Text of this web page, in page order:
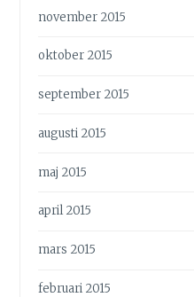
november 2015
oktober 2015
september 2015
augusti 2015
maj 2015
april 2015
mars 2015
februari 2015